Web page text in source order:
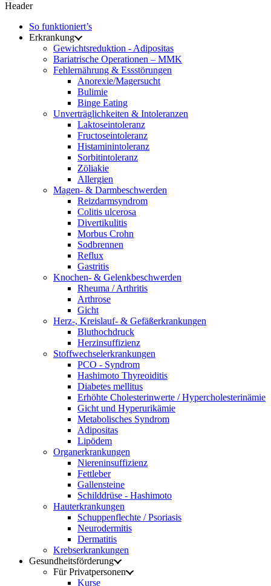
Header
So funktioniert’s
Erkrankung
Gewichtsreduktion - Adipositas
Bariatrische Operationen – MMK
Fehlernährung & Essstörungen
Anorexie/Magersucht
Bulimie
Binge Eating
Unverträglichkeiten & Intoleranzen
Laktoseintoleranz
Fructoseintoleranz
Histaminintoleranz
Sorbitintoleranz
Zöliakie
Allergien
Magen- & Darmbeschwerden
Reizdarmsyndrom
Colitis ulcerosa
Divertikulitis
Morbus Crohn
Sodbrennen
Reflux
Gastritis
Knochen- & Gelenkbeschwerden
Rheuma / Arthritis
Arthrose
Gicht
Herz-, Kreislauf- & Gefäßerkrankungen
Bluthochdruck
Herzinsuffizienz
Stoffwechselerkrankungen
PCO - Syndrom
Hashimoto Thyreoiditis
Diabetes mellitus
Erhöhte Cholesterinwerte / Hypercholesterinämie
Gicht und Hyperurikämie
Metabolisches Syndrom
Adipositas
Lipödem
Organerkrankungen
Niereninsuffizienz
Fettleber
Gallensteine
Schilddrüse - Hashimoto
Hauterkrankungen
Schuppenflechte / Psoriasis
Neurodermitis
Dermatitis
Krebserkrankungen
Gesundheitsförderung
Für Privatpersonen
Kurse